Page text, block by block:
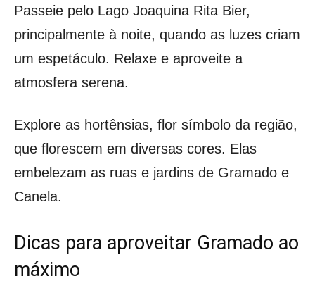
Passeie pelo Lago Joaquina Rita Bier,
principalmente à noite, quando as luzes criam
um espetáculo. Relaxe e aproveite a
atmosfera serena.
Explore as hortênsias, flor símbolo da região,
que florescem em diversas cores. Elas
embelezam as ruas e jardins de Gramado e
Canela.
Dicas para aproveitar Gramado ao
máximo